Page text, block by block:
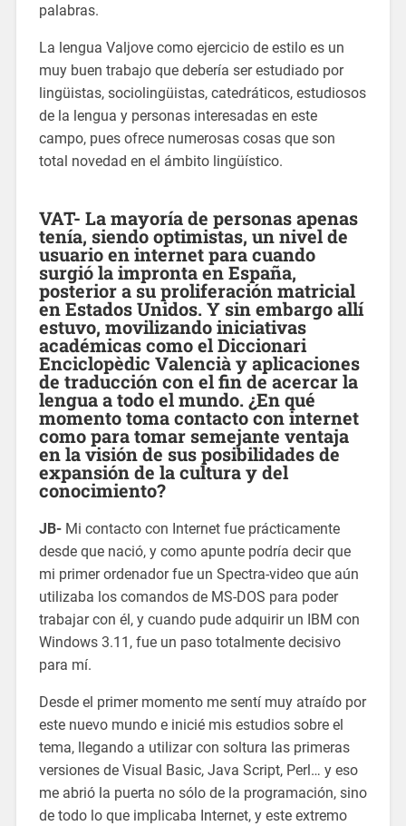
palabras.
La lengua Valjove como ejercicio de estilo es un
muy buen trabajo que debería ser estudiado por
lingüistas, sociolingüistas, catedráticos, estudiosos
de la lengua y personas interesadas en este
campo, pues ofrece numerosas cosas que son
total novedad en el ámbito lingüístico.
VAT- La mayoría de personas apenas
tenía, siendo optimistas, un nivel de
usuario en internet para cuando
surgió la impronta en España,
posterior a su proliferación matricial
en Estados Unidos. Y sin embargo allí
estuvo, movilizando iniciativas
académicas como el Diccionari
Enciclopèdic Valencià y aplicaciones
de traducción con el fin de acercar la
lengua a todo el mundo. ¿En qué
momento toma contacto con internet
como para tomar semejante ventaja
en la visión de sus posibilidades de
expansión de la cultura y del
conocimiento?
JB-Mi contacto con Internet fue prácticamente
desde que nació, y como apunte podría decir que
mi primer ordenador fue un Spectra-video que aún
utilizaba los comandos de MS-DOS para poder
trabajar con él, y cuando pude adquirir un IBM con
Windows 3.11, fue un paso totalmente decisivo
para mí.
Desde el primer momento me sentí muy atraído por
este nuevo mundo e inicié mis estudios sobre el
tema, llegando a utilizar con soltura las primeras
versiones de Visual Basic, Java Script, Perl… y eso
me abrió la puerta no sólo de la programación, sino
de todo lo que implicaba Internet, y este extremo